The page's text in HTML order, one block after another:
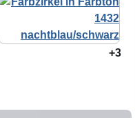
+3